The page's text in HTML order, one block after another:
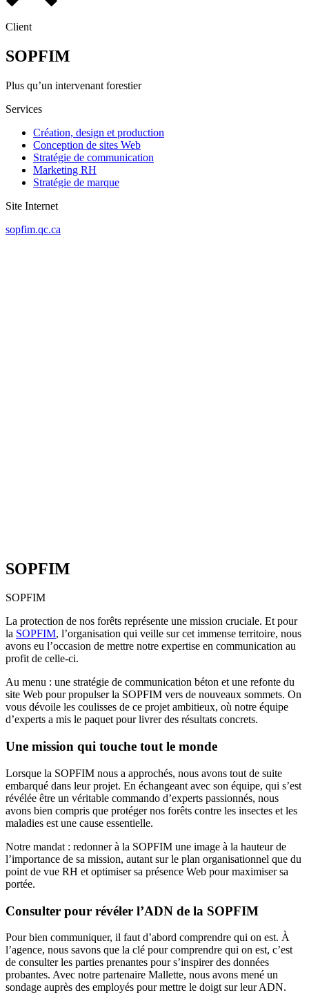
Client
SOPFIM
Plus qu’un intervenant forestier
Services
Création, design et production
Conception de sites Web
Stratégie de communication
Marketing RH
Stratégie de marque
Site Internet
sopfim.qc.ca
SOPFIM
SOPFIM
La protection de nos forêts représente une mission cruciale. Et pour
la SOPFIM, l’organisation qui veille sur cet immense territoire, nous
avons eu l’occasion de mettre notre expertise en communication au
profit de celle-ci.
Au menu : une stratégie de communication béton et une refonte du
site Web pour propulser la SOPFIM vers de nouveaux sommets. On
vous dévoile les coulisses de ce projet ambitieux, où notre équipe
d’experts a mis le paquet pour livrer des résultats concrets.
Une mission qui touche tout le monde
Lorsque la SOPFIM nous a approchés, nous avons tout de suite
embarqué dans leur projet. En échangeant avec son équipe, qui s’est
révélée être un véritable commando d’experts passionnés, nous
avons bien compris que protéger nos forêts contre les insectes et les
maladies est une cause essentielle.
Notre mandat : redonner à la SOPFIM une image à la hauteur de
l’importance de sa mission, autant sur le plan organisationnel que du
point de vue RH et optimiser sa présence Web pour maximiser sa
portée.
Consulter pour révéler l’ADN de la SOPFIM
Pour bien communiquer, il faut d’abord comprendre qui on est. À
l’agence, nous savons que la clé pour comprendre qui on est, c’est
de consulter les parties prenantes pour s’inspirer des données
probantes. Avec notre partenaire Mallette, nous avons mené un
sondage auprès des employés pour mettre le doigt sur leur ADN.